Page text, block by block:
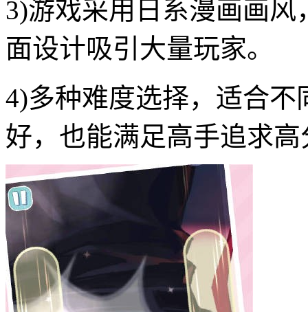
3)游戏采用日系漫画画
面设计吸引大量玩家。
4)多种难度选择，适合
好，也能满足高手追求